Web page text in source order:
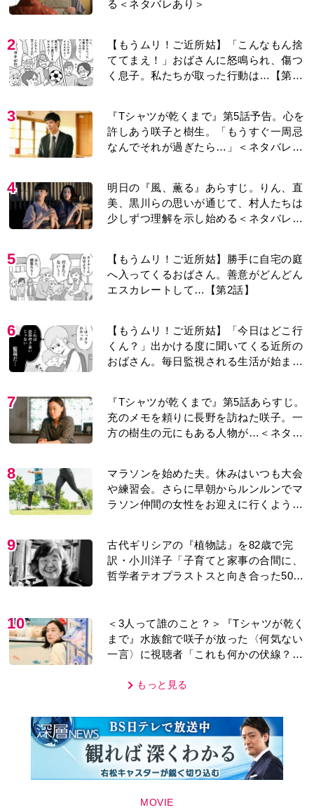
2
【もうムリ！ご近所姑】「こんなもん捨
く息子。私たちが取った行動は…【第3
話】
3
『Tシャツが乾くまで』第5話予告。心を
なんでそれが過ぎたら…」＜ネタバレあ
り＞
4
明日の『風、薫る』あらすじ。りん、直
少しずつ理解を示し始める＜ネタバレあ
り＞
5
【もうムリ！ご近所姑】勝手に自宅の庭
エスカレートして…【第2話】
6
【もうムリ！ご近所姑】「今日はどこ行
おばさん。毎日監視される生活が始ま
り…【第1話】
7
『Tシャツが乾くまで』第5話あらすじ。
方の樹生の元にもある人物が…＜ネタバ
レあり＞
8
マラソンを始めた夫。休みはいつも大会
ラソン仲間の女性をお迎えに行くように
なり…
9
古代ギリシアの『植物誌』を82歳で完
哲学者テオプラストスと向き合った50
年」
10
一言〉に視聴者「これも何かの伏線？」
「子どもの話だと…」
もっと見る
MOVIE